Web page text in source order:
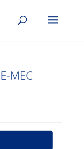
MEC